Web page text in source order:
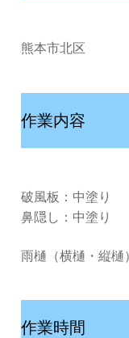
熊本市北区
作業内容
破風板：中塗り
鼻隠し：中塗り
雨樋（横樋・縦樋
作業時間